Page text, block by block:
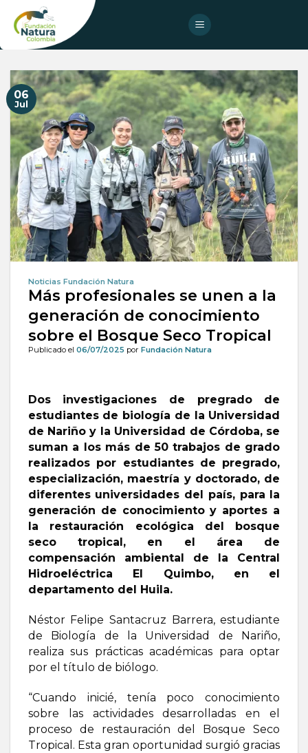
content
06
Jul
Noticias Fundación Natura
Más profesionales se unen a la
generación de conocimiento
sobre el Bosque Seco Tropical
Publicado el 06/07/2025 por Fundación Natura
Dos investigaciones de pregrado de
estudiantes de biología de la Universidad
de Nariño y la Universidad de Córdoba, se
suman a los más de 50 trabajos de grado
realizados por estudiantes de pregrado,
especialización, maestría y doctorado, de
diferentes universidades del país, para la
generación de conocimiento y aportes a
la restauración ecológica del bosque
seco tropical, en el área de
compensación ambiental de la Central
Hidroeléctrica El Quimbo, en el
departamento del Huila.
Néstor Felipe Santacruz Barrera, estudiante
de Biología de la Universidad de Nariño,
realiza sus prácticas académicas para optar
por el título de biólogo.
“Cuando inicié, tenía poco conocimiento
sobre las actividades desarrolladas en el
proceso de restauración del Bosque Seco
Tropical. Esta gran oportunidad surgió gracias